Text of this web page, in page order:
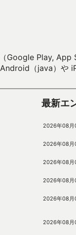
Google Play,
（java）
最新エ
2026年08月
2026年08月
2026年08月
2026年08月
2026年08月
2026年08月